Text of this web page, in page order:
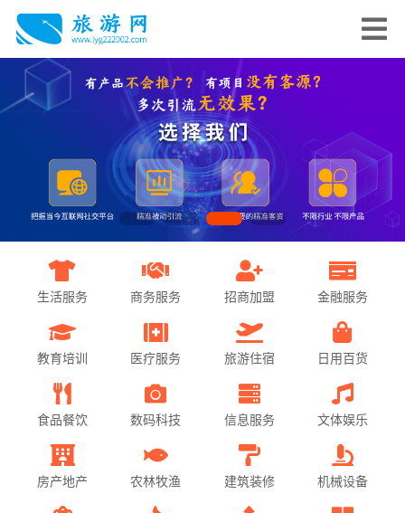
生活服务 商务服务 招商加盟 金融服务
教育培训 医疗服务 旅游住宿 日用百货
食品餐饮 数码科技 信息服务 文体娱乐
房产地产 农林牧渔 建筑装修 机械设备